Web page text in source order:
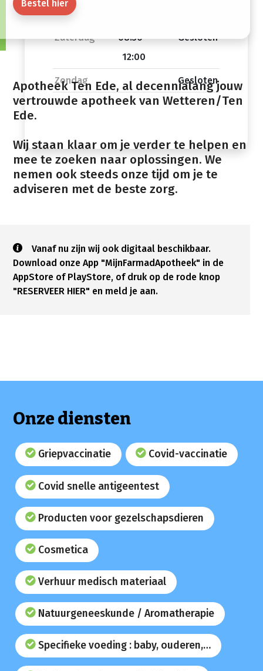
Bestel hier
Zaterdag
08:30 -
12:00
Gesloten
Zondag Gesloten
Apotheek Ten Ede, al decennialang jouw
vertrouwde apotheek van Wetteren/Ten
Ede.
Wij staan klaar om je verder te helpen en
mee te zoeken naar oplossingen. We
nemen ook steeds onze tijd om je te
adviseren met de beste zorg.
Vanaf nu zijn wij ook digitaal beschikbaar.
Download onze App "MijnFarmadApotheek" in de
AppStore of PlayStore, of druk op de rode knop
"RESERVEER HIER" en meld je aan.
Onze diensten
Griepvaccinatie Covid-vaccinatie
Covid snelle antigeentest
Producten voor gezelschapsdieren
Cosmetica
Verhuur medisch materiaal
Natuurgeneeskunde / Aromatherapie
Specifieke voeding : baby, ouderen,…